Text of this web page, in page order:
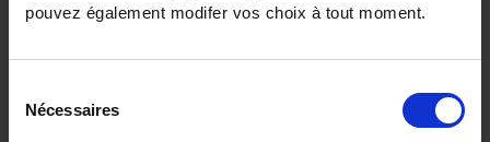
pouvez également modifer vos choix à tout moment.
Nécessaires